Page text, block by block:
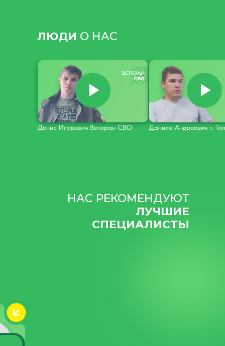
ЛЮДИ О НАС
Денис Игоревич Ветеран СВО Данила Андреевич г.
НАС РЕКОМЕНДУЮТ
ЛУЧШИЕ
СПЕЦИАЛИСТЫ